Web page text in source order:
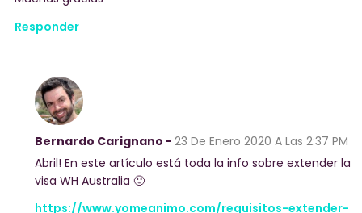
Responder
Bernardo Carignano - 23 De Enero 2020 A Las 2:37 PM
Abril! En este artículo está toda la info sobre extender la
visa WH Australia 🙂
https://www.yomeanimo.com/requisitos-extender-